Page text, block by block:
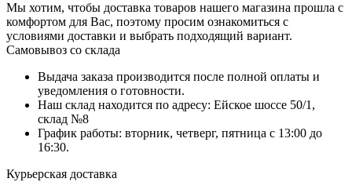
Мы хотим, чтобы доставка товаров нашего магазина прошла с
комфортом для Вас, поэтому просим ознакомиться с
условиями доставки и выбрать подходящий вариант.
Самовывоз со склада
Выдача заказа производится после полной оплаты и
уведомления о готовности.
Наш склад находится по адресу: Ейское шоссе 50/1,
склад №8
График работы: вторник, четверг, пятница с 13:00 до
16:30.
Курьерская доставка